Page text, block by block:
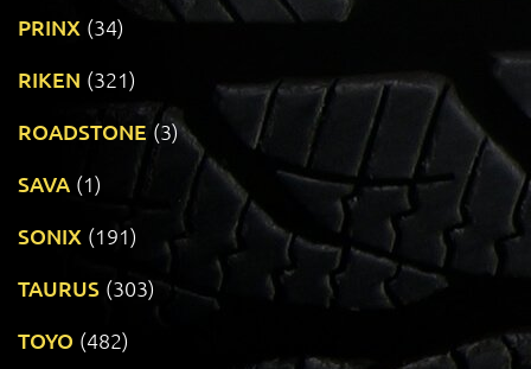
PRINX (34)
RIKEN (321)
ROADSTONE (3)
SAVA (1)
SONIX (191)
TAURUS (303)
TOYO (482)